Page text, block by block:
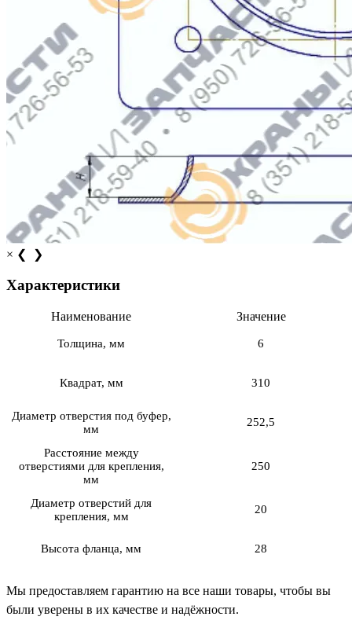
× ❮ ❯
Характеристики
Наименование Значение
Толщина, мм 6
Квадрат, мм 310
Диаметр отверстия под буфер,
мм
252,5
Расстояние между
отверстиями для крепления,
мм
250
Диаметр отверстий для
крепления, мм
20
Высота фланца, мм 28
Мы предоставляем гарантию на все наши товары, чтобы вы
были уверены в их качестве и надёжности.